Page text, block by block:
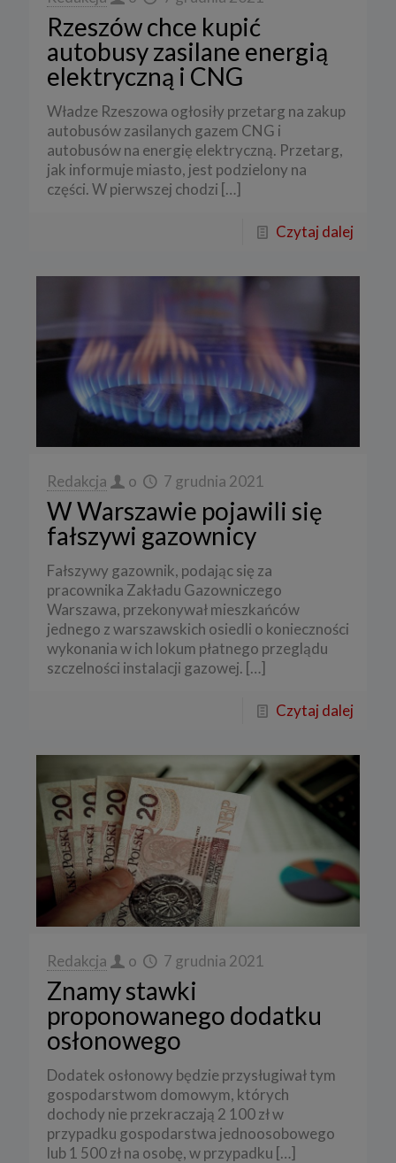
Rzeszów chce kupić
autobusy zasilane energią
elektryczną i CNG
Władze Rzeszowa ogłosiły przetarg na zakup
autobusów zasilanych gazem CNG i
autobusów na energię elektryczną. Przetarg,
jak informuje miasto, jest podzielony na
części. W pierwszej chodzi […]
Czytaj dalej
Redakcja o 7 grudnia 2021
W Warszawie pojawili się
fałszywi gazownicy
Fałszywy gazownik, podając się za
pracownika Zakładu Gazowniczego
Warszawa, przekonywał mieszkańców
jednego z warszawskich osiedli o konieczności
wykonania w ich lokum płatnego przeglądu
szczelności instalacji gazowej. […]
Czytaj dalej
Redakcja o 7 grudnia 2021
Znamy stawki
proponowanego dodatku
osłonowego
Dodatek osłonowy będzie przysługiwał tym
gospodarstwom domowym, których
dochody nie przekraczają 2 100 zł w
przypadku gospodarstwa jednoosobowego
lub 1 500 zł na osobę, w przypadku […]